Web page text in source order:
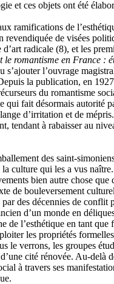
et ces objets ont été
ramifications de
revendiquée de visées
radicale (8), et les
le romantisme en France :
l’ouvrage
la publication, en
du romantisme
fait désormais autorité
d’irritation et de
tendant à rabaisser au
des saint-
culture qui les a vus
bien autre chose que
de bouleversement
par des décennies de
d’un monde en
l’esthétique en tant
les propriétés
le verrons, les groupes
cité rénovée. Au-delà
à travers ses